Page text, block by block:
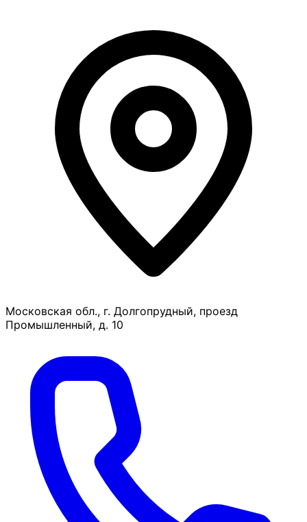
Московская обл., г. Долгопрудный, проезд
Промышленный, д. 10